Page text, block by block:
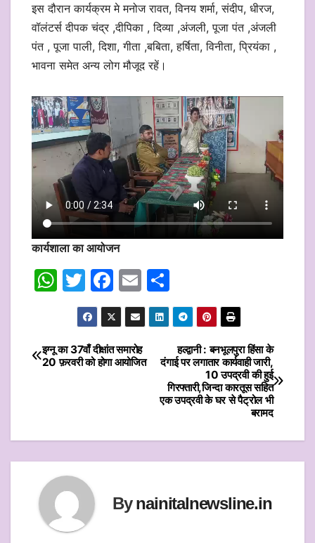
इस दौरान कार्यक्रम मे मनोज रावत, विनय शर्मा, संदीप, धीरज,
वॉलंटर्स दीपक चंद्र ,दीपिका , दिव्या ,अंजली, पूजा पंत ,अंजली
पंत , पूजा पाली, दिशा, गीता ,बबिता, हर्षिता, विनीता, प्रियंका ,
भावना समेत अन्य लोग मौजूद रहें।
कार्यशाला का आयोजन
W
at
s
A
T
w
itt
er
F
a
c
e
b
k
E
m
ai
l
h
ar
e
Post
हल्द्वानी : बनभूलपुरा हिंसा के
दंगाई पर लगातार कार्यवाही जारी,
10 उपद्रवी की हुई
गिरफ्तारी,जिन्दा कारतूस सहित
एक उपद्रवी के घर से पैट्रोल भी
बरामद
इग्नू का 37वाँ दीक्षांत समारोह
20 फ़रवरी को होगा आयोजित
Bynainitalnewsline.in